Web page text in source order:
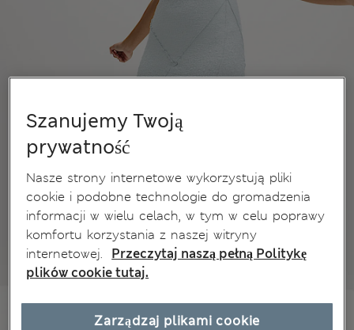
Szanujemy Twoją
prywatność
Nasze strony internetowe wykorzystują pliki
cookie i podobne technologie do gromadzenia
informacji w wielu celach, w tym w celu poprawy
komfortu korzystania z naszej witryny
internetowej.
Przeczytaj naszą pełną Politykę
plików cookie tutaj.
Zarządzaj plikami cookie